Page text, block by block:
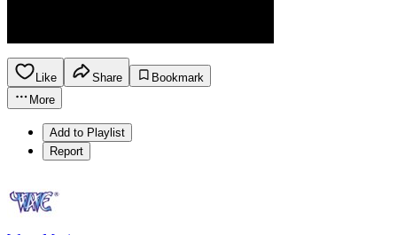
Like Share
Bookmark
More
Add to Playlist
Report